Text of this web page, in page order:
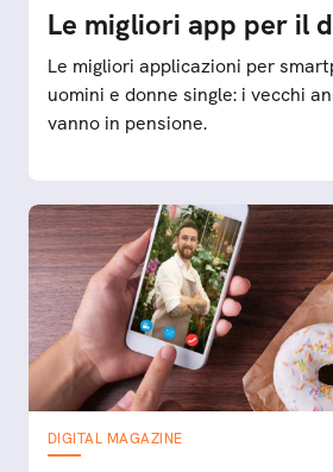
Le migliori app per il
Le migliori applicazioni per
uomini e donne single: i vecchi
vanno in pensione.
DIGITAL MAGAZINE